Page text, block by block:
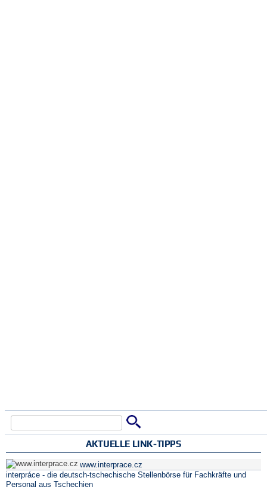
AKTUELLE LINK-TIPPS
www.interprace.cz
interpráce - die deutsch-tschechische Stellenbörse für Fachkräfte und
Personal aus Tschechien